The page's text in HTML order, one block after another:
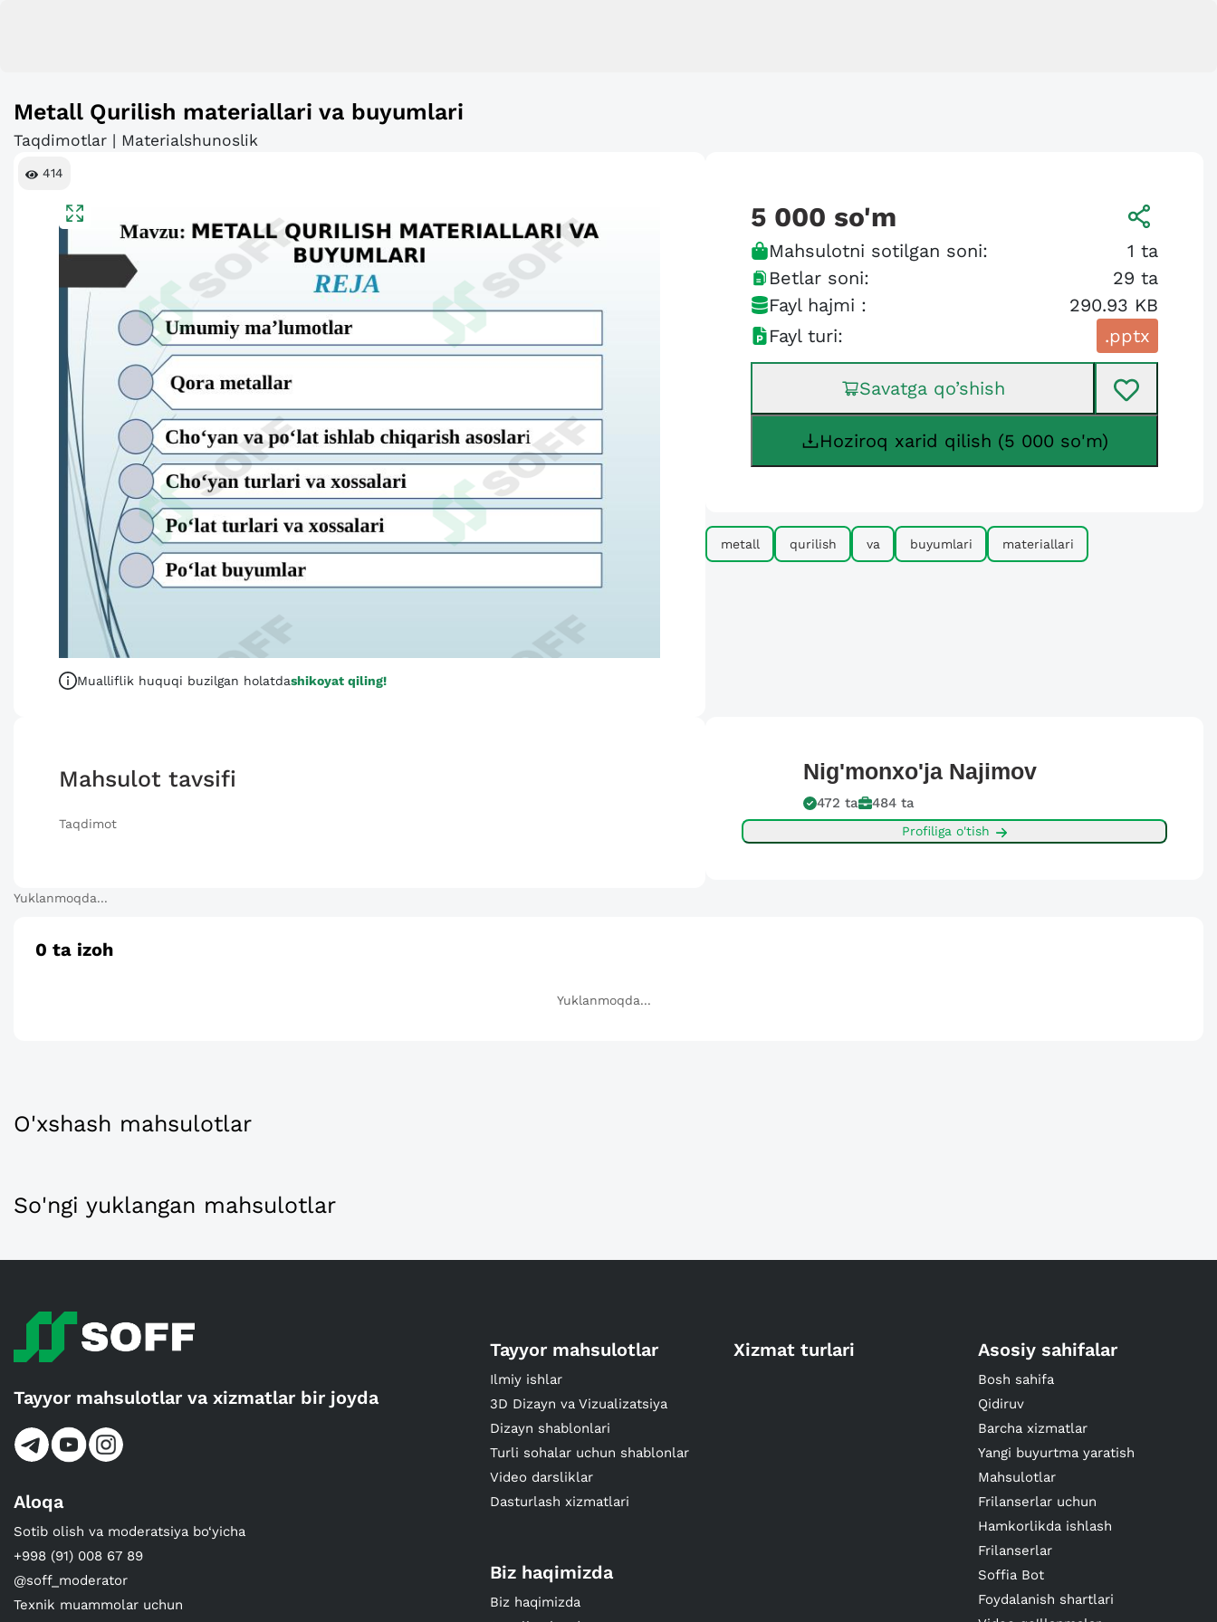
Metall Qurilish materiallari va buyumlari
Taqdimotlar | Materialshunoslik
414
Mualliflik huquqi buzilgan holatdashikoyat qiling!
5 000 so'm
Mahsulotni sotilgan soni: 1 ta
Betlar soni:
29 ta
Fayl hajmi :
290.93 KB
Fayl turi:
.pptx
Savatga qo’shish
Hoziroq xarid qilish (5 000 so'm)
metall qurilish va buyumlari materiallari
Mahsulot tavsifi
Taqdimot
Nig'monxo'ja Najimov
472 ta 484 ta
Profiliga o'tish
Yuklanmoqda...
0 ta izoh
Yuklanmoqda...
O'xshash mahsulotlar
So'ngi yuklangan mahsulotlar
Tayyor mahsulotlar va xizmatlar bir joyda
Aloqa
Sotib olish va moderatsiya bo‘yicha
+998 (91) 008 67 89
@soff_moderator
Texnik muammolar uchun
Tayyor mahsulotlar
Ilmiy ishlar
3D Dizayn va Vizualizatsiya
Dizayn shablonlari
Turli sohalar uchun shablonlar
Video darsliklar
Dasturlash xizmatlari
Xizmat turlari Asosiy sahifalar
Bosh sahifa
Qidiruv
Barcha xizmatlar
Yangi buyurtma yaratish
Mahsulotlar
Frilanserlar uchun
Hamkorlikda ishlash
Frilanserlar
Soffia Bot
Foydalanish shartlari
Biz haqimizda
Biz haqimizda